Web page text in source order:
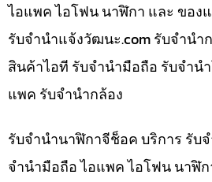
ไอแพค ไอโฟน นาฬิกา และ ของ
รับจํานําแจ้งวัฒนะ.com รับจำนำ
สินค้าไอที รับจำนำมือถือ รับจำน
แพค รับจำนำกล้อง
รับจำนำนาฬิกาจีช็อค บริการ รับ
จำนำมือถือ ไอแพค ไอโฟน นาฬิ